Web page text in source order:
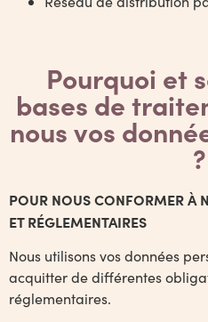
Pourquoi et
bases de
nous vos
?
POUR NOUS CONFORMER À
ET RÉGLEMENTAIRES
Nous utilisons vos données
acquitter de différentes
réglementaires.